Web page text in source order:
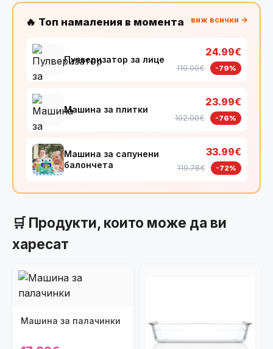
🔥 Топ намаления в момента виж всички →
Пулверизатор за лице
24.99€
119.00€ -79%
Машина за плитки
23.99€
102.00€ -76%
Машина за сапунени
балончета
33.99€
119.78€ -72%
🛒 Продукти, които може да ви
харесат
Машина за палачинки